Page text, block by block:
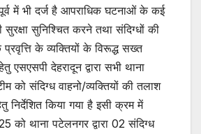
में भी दर्ज है आपराधिक घटनाओं के कई
सुनिश्चित करने तथा संदिग्धों की
के व्यक्तियों के विरूद्ध सख्त
एसएसपी देहरादून द्वारा सभी थाना
को संदिग्ध वाहनो/व्यक्तियों की तलाश
निर्देशित किया गया है इसी क्रम में
को थाना पटेलनगर द्वारा 02 संदिग्ध